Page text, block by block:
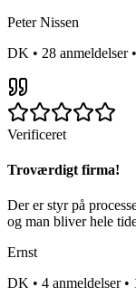
Peter Nissen
DK • 28 anmeldelser•
Verificeret
Troværdigt firma!
Der er styr på
og man bliver hele
Ernst
DK • 4 anmeldelser•